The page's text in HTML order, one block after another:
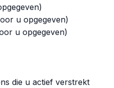
u opgegeven)
u opgegeven)
die u actief verstrekt